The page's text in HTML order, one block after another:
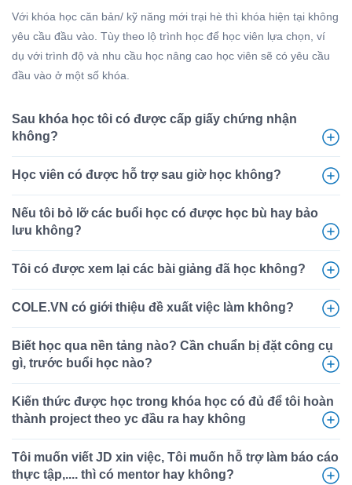
Với khóa học căn bản/ kỹ năng mới trại hè thì khóa hiện tại không
yêu cầu đầu vào. Tùy theo lộ trình học để học viên lựa chọn, ví
dụ với trình độ và nhu cầu học nâng cao học viên sẽ có yêu cầu
đầu vào ở một số khóa.
Sau khóa học tôi có được cấp giấy chứng nhận
không?
Học viên có được hỗ trợ sau giờ học không?
Nếu tôi bỏ lỡ các buổi học có được học bù hay bảo
lưu không?
Tôi có được xem lại các bài giảng đã học không?
COLE.VN có giới thiệu đề xuất việc làm không?
Biết học qua nền tảng nào? Cần chuẩn bị đặt công cụ
gì, trước buổi học nào?
Kiến thức được học trong khóa học có đủ để tôi hoàn
thành project theo yc đầu ra hay không
Tôi muốn viết JD xin việc, Tôi muốn hỗ trợ làm báo cáo
thực tập,.... thì có mentor hay không?